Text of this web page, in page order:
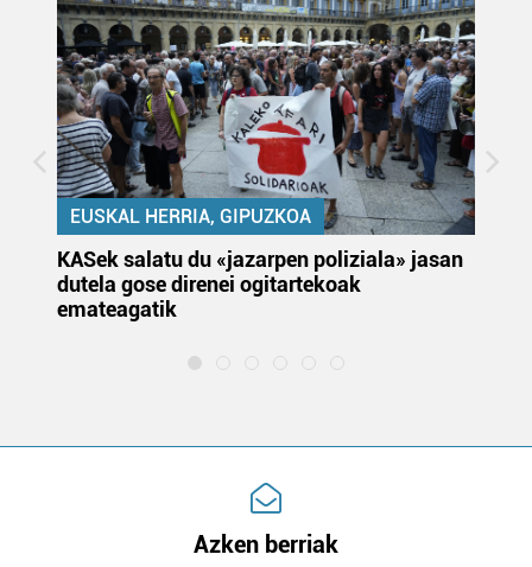
EUSKAL HERRIA, GIPUZKOA
KASek salatu du «jazarpen poliziala» jasan
dutela gose direnei ogitartekoak
emateagatik
Azken berriak